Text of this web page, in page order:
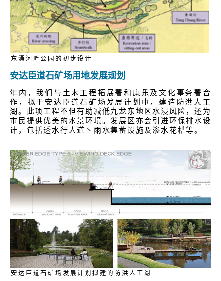
东涌河畔公园的初步设计
安达臣道石矿场用地发展规划
年内，我们与土木工程拓展署和康乐及文化事务署合
作，拟于安达臣道石矿场发展计划中，建造防洪人工
湖。此项工程不但有助减低九龙东地区水浸风险，还为
市民提供优美的水景环境。发展区亦会引进环保排水设
计，包括透水行人道丶雨水集蓄设施及渗水花槽等。
安达臣道石矿场发展计划拟建的防洪人工湖